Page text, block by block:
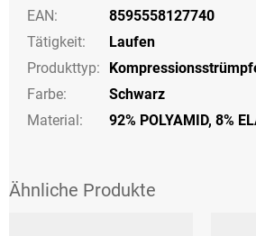
EAN:
8595558127740
Tätigkeit:
Laufen
Produkttyp:
Farbe:
Schwarz
Material:
92% POLYAMID, 8%